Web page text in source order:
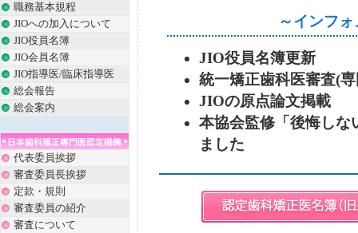
職務基本規程
JIOへの加入について
JIO役員名簿
JIO会員名簿
JIO指導医/臨床指導医
総会報告
総会案内
代表委員挨拶
審査委員長挨拶
定款・規則
審査委員の紹介
審査について
～インフ
JIO役員名簿更新
統一矯正歯科医審査(
JIOの原点論文掲載
本協会監修「後悔しな
ました